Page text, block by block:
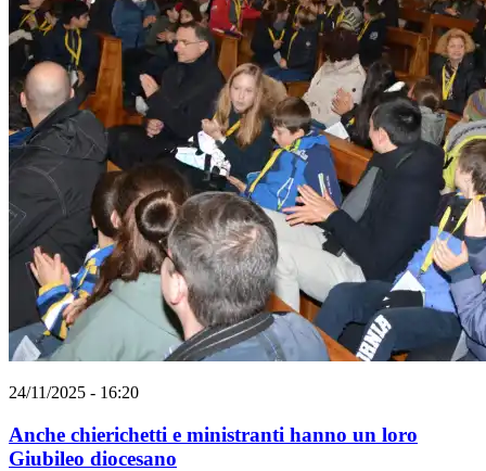
24/11/2025 - 16:20
Anche chierichetti e ministranti hanno un loro
Giubileo diocesano